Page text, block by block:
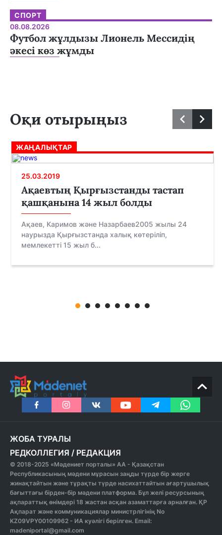
СПОРТ
08.08.2026
Футбол жұлдызы Лионель Мессидің
әкесі көз жұмды
Оқи отырыңыз
ЖАҢАЛЫҚТАР
25.03.2019
Ақаевтың Қырғызстанды тастап
қашқанына 14 жыл болды
Ақаев, Каримов және Назарбаев2005 жылы 24
наурызда Қырғызстанда халық көтеріліп,
мемлекетті 15 жыл б...
ЖОБА ТУРАЛЫ
РЕДКОЛЛЕГИЯ / РЕДАКЦИЯ
© 2018-2025 «Мәдениет порталы» АА - Қазақстан
Республикасының мәдени мұрасын заңды түрде бір жерге
жинақтайтын және тұрақты түрде насихаттайтын ағартушылық
бағыттағы бірден-бір мәдени платформа. Бұл желі ресурсының
ақпараттық өнімдері 18 жастан асқан азаматтарға арналған. ҚР
Ақпарат және коммуникациялар министрлігінің No
KZ09VPY00109962 - ИА куәлігі берілген. Email:
madeniportal@gmail.com